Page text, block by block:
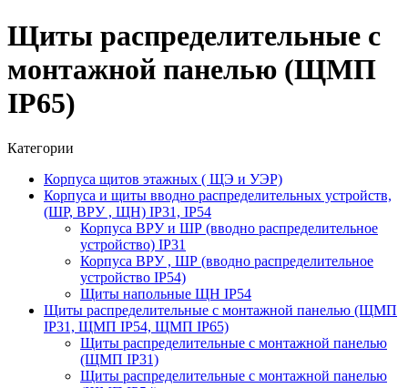
Щиты распределительные с
монтажной панелью (ЩМП
IP65)
Категории
Корпуса щитов этажных ( ЩЭ и УЭР)
Корпуса и щиты вводно распределительных устройств,
(ШР, ВРУ , ЩН) IP31, IP54
Корпуса ВРУ и ШР (вводно распределительное
устройство) IP31
Корпуса ВРУ , ШР (вводно распределительное
устройство IP54)
Щиты напольные ЩН IP54
Щиты распределительные с монтажной панелью (ЩМП
IP31, ЩМП IP54, ЩМП IP65)
Щиты распределительные с монтажной панелью
(ЩМП IP31)
Щиты распределительные с монтажной панелью